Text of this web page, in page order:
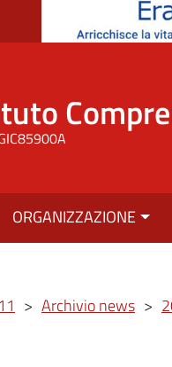
ORGANIZZAZIONE
> Archivio news >